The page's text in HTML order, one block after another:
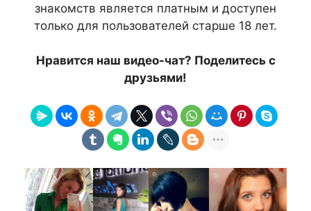
знакомств является платным и доступен
только для пользователей старше 18 лет.
Нравится наш видео-чат? Поделитесь с
друзьями!